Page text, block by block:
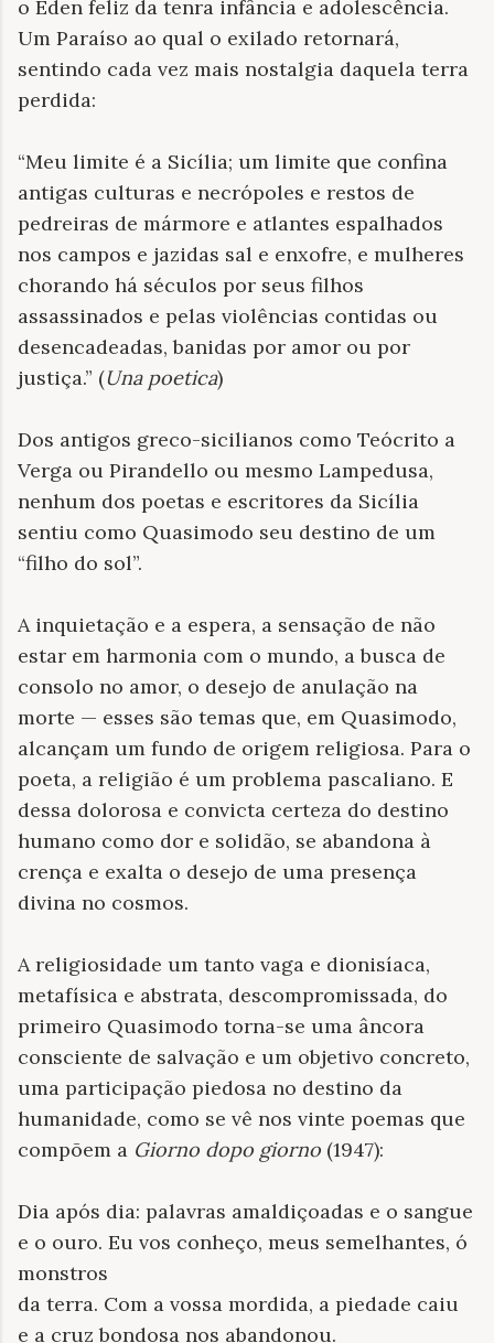
o Éden feliz da tenra infância e adolescência.
Um Paraíso ao qual o exilado retornará,
sentindo cada vez mais nostalgia daquela terra
perdida:
“Meu limite é a Sicília; um limite que confina
antigas culturas e necrópoles e restos de
pedreiras de mármore e atlantes espalhados
nos campos e jazidas sal e enxofre, e mulheres
chorando há séculos por seus filhos
assassinados e pelas violências contidas ou
desencadeadas, banidas por amor ou por
justiça.” (Una poetica)
Dos antigos greco-sicilianos como Teócrito a
Verga ou Pirandello ou mesmo Lampedusa,
nenhum dos poetas e escritores da Sicília
sentiu como Quasimodo seu destino de um
“filho do sol”.
A inquietação e a espera, a sensação de não
estar em harmonia com o mundo, a busca de
consolo no amor, o desejo de anulação na
morte — esses são temas que, em Quasimodo,
alcançam um fundo de origem religiosa. Para o
poeta, a religião é um problema pascaliano. E
dessa dolorosa e convicta certeza do destino
humano como dor e solidão, se abandona à
crença e exalta o desejo de uma presença
divina no cosmos.
A religiosidade um tanto vaga e dionisíaca,
metafísica e abstrata, descompromissada, do
primeiro Quasimodo torna-se uma âncora
consciente de salvação e um objetivo concreto,
uma participação piedosa no destino da
humanidade, como se vê nos vinte poemas que
compõem a Giorno dopo giorno (1947):
Dia após dia: palavras amaldiçoadas e o sangue
e o ouro. Eu vos conheço, meus semelhantes, ó
monstros
da terra. Com a vossa mordida, a piedade caiu
e a cruz bondosa nos abandonou.